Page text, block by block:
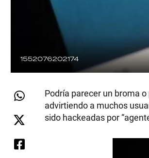
1552076202174
Podría parecer un broma
advirtiendo a muchos
sido hackeadas por